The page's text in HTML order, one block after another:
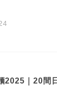
2025｜20間